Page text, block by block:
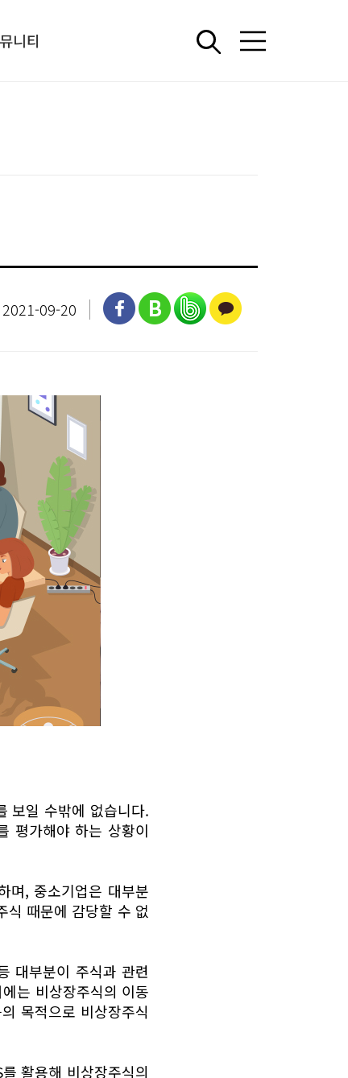
니티
2021-09-20
보일 수밖에 없습니다.
평가해야 하는 상황이
며, 중소기업은 대부분
식 때문에 감당할 수 없
대부분이 주식과 관련
는 비상장주식의 이동
목적으로 비상장주식
활용해 비상장주식의